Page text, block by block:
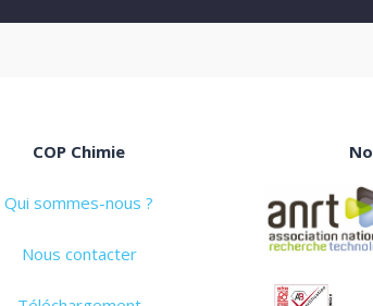
COP Chimie
Qui sommes-nous ?
Nous contacter